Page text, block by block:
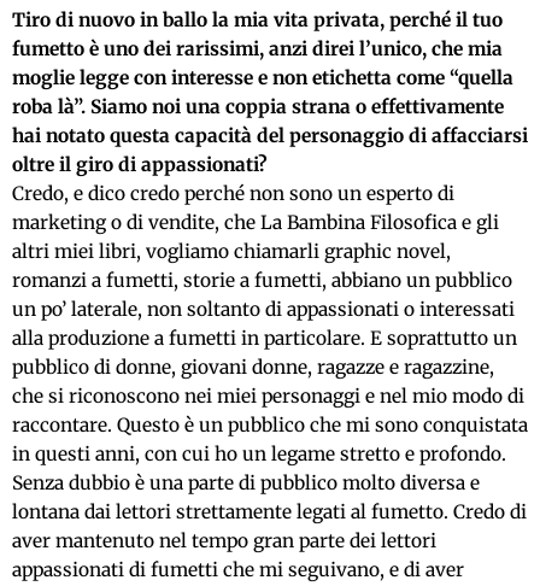
Tiro di nuovo in ballo la mia vita privata, perché il tuo
fumetto è uno dei rarissimi, anzi direi l’unico, che mia
moglie legge con interesse e non etichetta come “quella
roba là”. Siamo noi una coppia strana o effettivamente
hai notato questa capacità del personaggio di affacciarsi
oltre il giro di appassionati?
Credo, e dico credo perché non sono un esperto di
marketing o di vendite, che La Bambina Filosofica e gli
altri miei libri, vogliamo chiamarli graphic novel,
romanzi a fumetti, storie a fumetti, abbiano un pubblico
un po’ laterale, non soltanto di appassionati o interessati
alla produzione a fumetti in particolare. E soprattutto un
pubblico di donne, giovani donne, ragazze e ragazzine,
che si riconoscono nei miei personaggi e nel mio modo di
raccontare. Questo è un pubblico che mi sono conquistata
in questi anni, con cui ho un legame stretto e profondo.
Senza dubbio è una parte di pubblico molto diversa e
lontana dai lettori strettamente legati al fumetto. Credo di
aver mantenuto nel tempo gran parte dei lettori
appassionati di fumetti che mi seguivano, e di aver